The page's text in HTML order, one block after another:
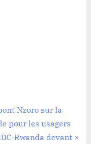
Nzoro sur la
pour les usagers
Rwanda devant